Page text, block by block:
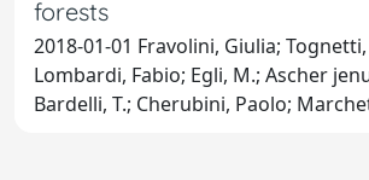
forests
2018-01-01 Fravolini, Giulia;
Lombardi, Fabio; Egli, M.; Ascher
Bardelli, T.; Cherubini, Paolo;